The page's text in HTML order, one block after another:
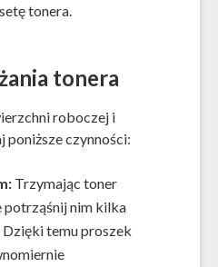
tonera.
tonera
roboczej i
poniższe czynności:
Trzymając toner
nim kilka
temu proszek